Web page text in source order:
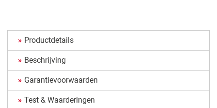
Productdetails
Beschrijving
Garantievoorwaarden
Test & Waarderingen